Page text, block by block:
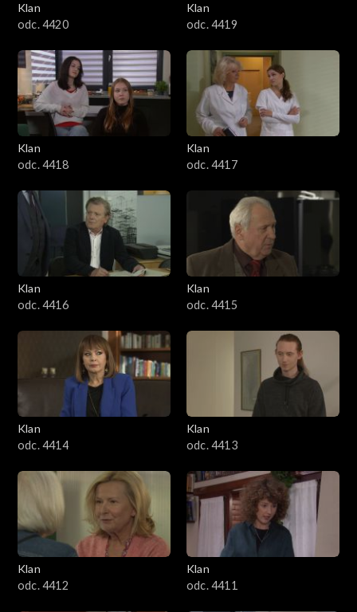
Klan
odc. 4420
Klan
odc. 4419
Klan
odc. 4418
Klan
odc. 4417
Klan
odc. 4416
Klan
odc. 4415
Klan
odc. 4414
Klan
odc. 4413
Klan
odc. 4412
Klan
odc. 4411